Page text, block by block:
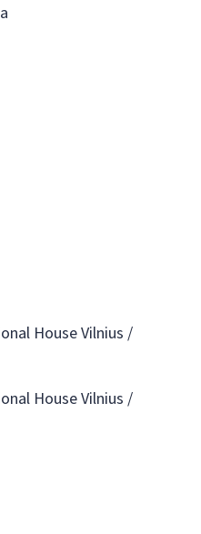
House Vilnius /
House Vilnius /